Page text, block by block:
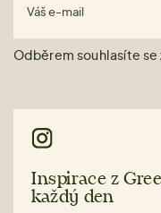
Váš e-mail
Odběrem souhlasíte se
Inspirace z
každý den